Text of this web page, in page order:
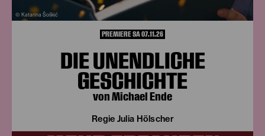
© Katarina Šoškić
PREMIERE SA 07.11.26
DIE UNENDLICHE
GESCHICHTE
von Michael Ende
Regie Julia Hölscher